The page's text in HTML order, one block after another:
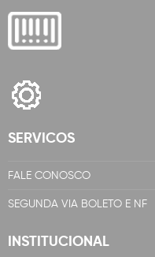
SERVICOS
FALE CONOSCO
SEGUNDA VIA BOLETO E NF
INSTITUCIONAL